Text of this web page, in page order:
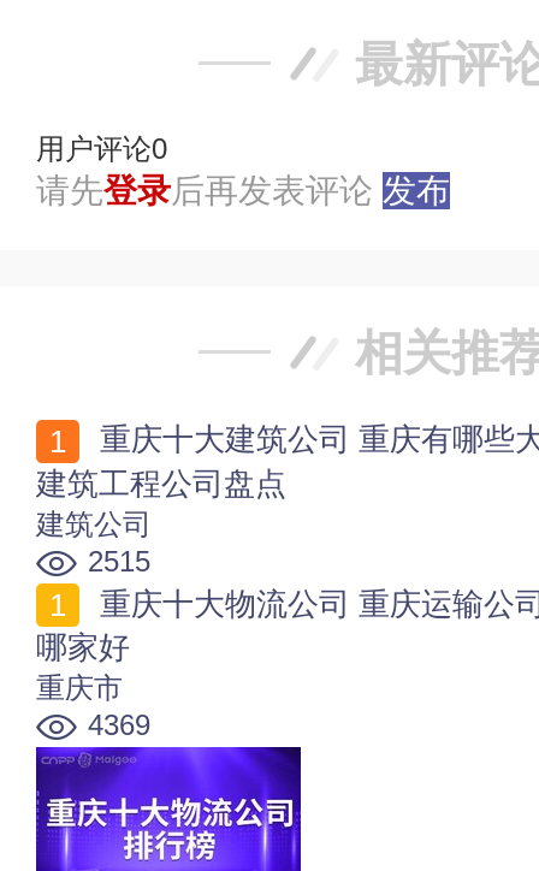
最新评
用户评论0
请先登录后再发表评论 发布
相关推
建筑工程公司盘点
建筑公司
2515
哪家好
重庆市
4369